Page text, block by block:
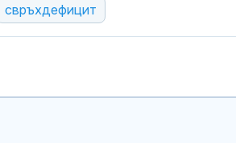
свръхдефицит